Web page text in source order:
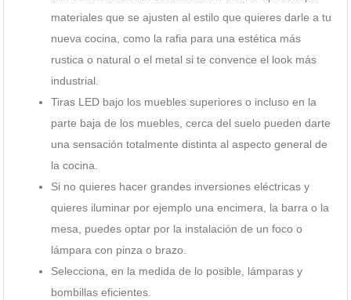
materiales que se ajusten al estilo que quieres darle a tu
nueva cocina, como la rafia para una estética más
rustica o natural o el metal si te convence el look más
industrial.
Tiras LED bajo los muebles superiores o incluso en la
parte baja de los muebles, cerca del suelo pueden darte
una sensación totalmente distinta al aspecto general de
la cocina.
Si no quieres hacer grandes inversiones eléctricas y
quieres iluminar por ejemplo una encimera, la barra o la
mesa, puedes optar por la instalación de un foco o
lámpara con pinza o brazo.
Selecciona, en la medida de lo posible, lámparas y
bombillas eficientes.